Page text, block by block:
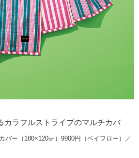
カラフルストライプのマルチカバ
バー（180×120㎝）9900円（ベイフロー）／